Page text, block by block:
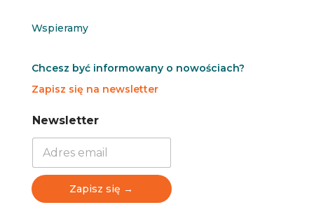
Wspieramy
Chcesz być informowany o nowościach?
Zapisz się na newsletter
N
e
t
N
e
t
Newsletter
Zapisz się →